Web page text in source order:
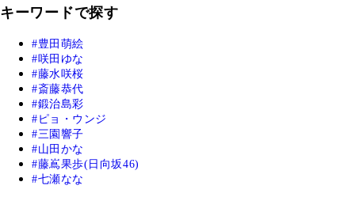
キーワードで探す
豊田萌絵
咲田ゆな
藤水咲桜
斎藤恭代
鍛治島彩
ピョ・ウンジ
三園響子
山田かな
藤嶌果歩(日向坂46)
七瀬なな